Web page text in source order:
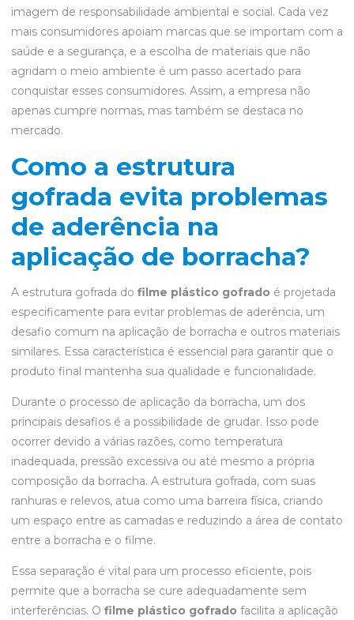
imagem de responsabilidade ambiental e social. Cada vez
mais consumidores apoiam marcas que se importam com a
saúde e a segurança, e a escolha de materiais que não
agridam o meio ambiente é um passo acertado para
conquistar esses consumidores. Assim, a empresa não
apenas cumpre normas, mas também se destaca no
mercado.
Como a estrutura
gofrada evita problemas
de aderência na
aplicação de borracha?
A estrutura gofrada do filme plástico gofrado é projetada
especificamente para evitar problemas de aderência, um
desafio comum na aplicação de borracha e outros materiais
similares. Essa característica é essencial para garantir que o
produto final mantenha sua qualidade e funcionalidade.
Durante o processo de aplicação da borracha, um dos
principais desafios é a possibilidade de grudar. Isso pode
ocorrer devido a várias razões, como temperatura
inadequada, pressão excessiva ou até mesmo a própria
composição da borracha. A estrutura gofrada, com suas
ranhuras e relevos, atua como uma barreira física, criando
um espaço entre as camadas e reduzindo a área de contato
entre a borracha e o filme.
Essa separação é vital para um processo eficiente, pois
permite que a borracha se cure adequadamente sem
interferências. O filme plástico gofrado facilita a aplicação